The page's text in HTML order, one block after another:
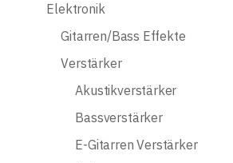
Elektronik
Gitarren/Bass Effekte
Verstärker
Akustikverstärker
Bassverstärker
E-Gitarren Verstärker